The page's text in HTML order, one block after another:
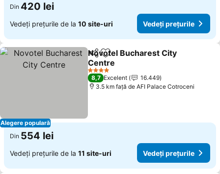
Din 420 lei
Vedeți prețurile de la 10 site-uri Vedeți prețurile
Alegere populară
DistribuițiAdăugaţi la favorite
Novotel Bucharest City
Centre
4 Stele
8,7 Excelent
16.449
3.5 km faţă de AFI Palace Cotroceni
Din 554 lei
Vedeți prețurile de la 11 site-uri Vedeți prețurile